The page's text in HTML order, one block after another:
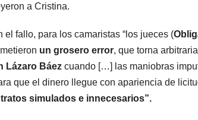
a Cristina.
fallo, para los camaristas “los jueces (
un grosero error, que torna
Lázaro Báez cuando […] las maniobras
que el dinero llegue con apariencia de
simulados e innecesarios”.
forma